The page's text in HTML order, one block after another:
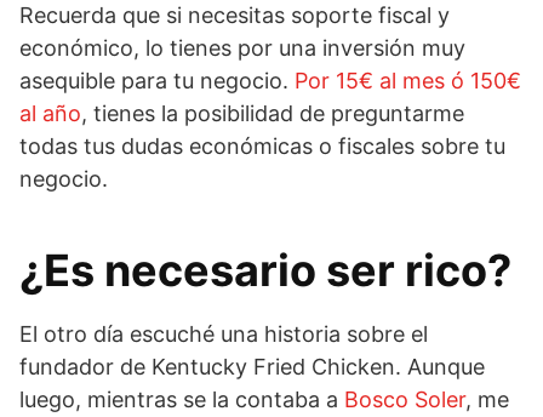
Recuerda que si necesitas soporte fiscal y
económico, lo tienes por una inversión muy
asequible para tu negocio. Por 15€ al mes ó 150€
al año, tienes la posibilidad de preguntarme
todas tus dudas económicas o fiscales sobre tu
negocio.
¿Es necesario ser rico?
El otro día escuché una historia sobre el
fundador de Kentucky Fried Chicken. Aunque
luego, mientras se la contaba a Bosco Soler, me